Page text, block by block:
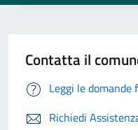
Contatta il
Leggi le domande
Richiedi